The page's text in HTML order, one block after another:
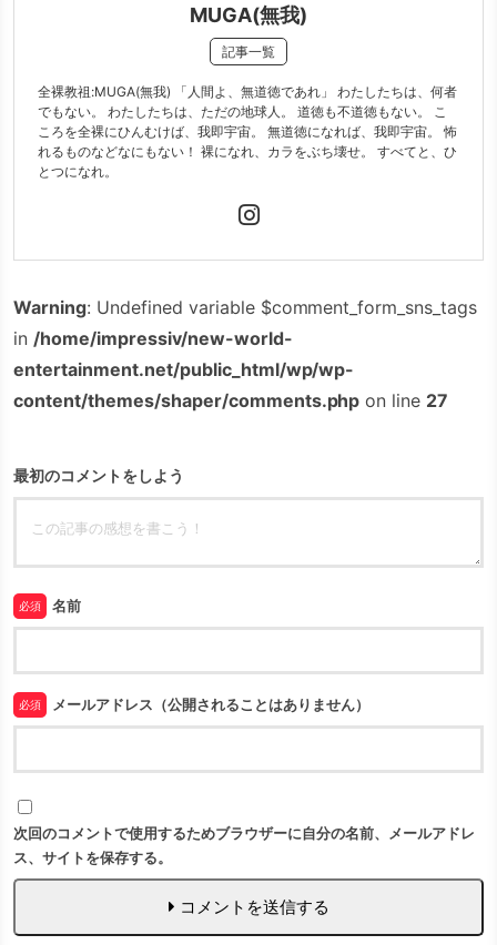
MUGA(無我)
記事一覧
全裸教祖:MUGA(無我) 「人間よ、無道徳であれ」 わたしたちは、何者
でもない。 わたしたちは、ただの地球人。 道徳も不道徳もない。 こ
ころを全裸にひんむけば、我即宇宙。 無道徳になれば、我即宇宙。 怖
れるものなどなにもない！ 裸になれ、カラをぶち壊せ。 すべてと、ひ
とつになれ。
Warning: Undefined variable $comment_form_sns_tags
in /home/impressiv/new-world-
entertainment.net/public_html/wp/wp-
content/themes/shaper/comments.php on line 27
最初のコメントをしよう
必須 名前
必須 メールアドレス（公開されることはありません）
次回のコメントで使用するためブラウザーに自分の名前、メールアドレ
ス、サイトを保存する。
コメントを送信する